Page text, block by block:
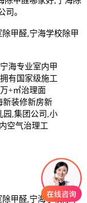
司。
海专业室内甲
有国家级施工
+㎡治理面
新装修新房新
园,集团公司,小
空气治理工